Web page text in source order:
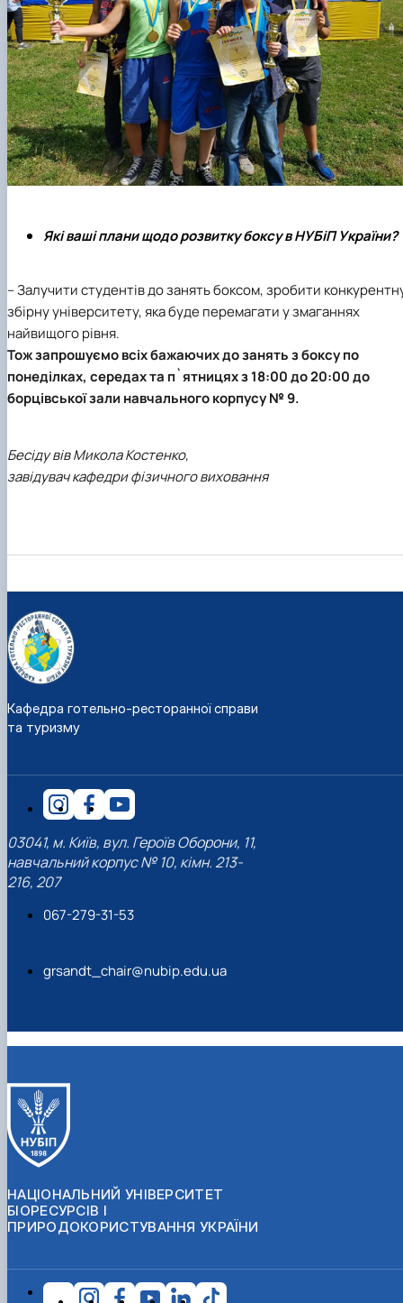
Які ваші плани щодо розвитку боксу в НУБіП України?
– Залучити студентів до занять боксом, зробити
збірну університету, яка буде перемагати у змаганнях
найвищого рівня.
Тож запрошуємо всіх бажаючих до занять з боксу по
понеділках, середах та п`ятницях з 18:00 до 20:00 до
борцівської зали навчального корпусу № 9.
Бесіду вів Микола Костенко,
завідувач кафедри фізичного виховання
Кафедра готельно-ресторанної справи
та туризму
03041, м. Київ, вул. Героїв Оборони, 11,
навчальний корпус № 10, кімн. 213-
216, 207
067-279-31-53
grsandt_chair@nubip.edu.ua
НАЦІОНАЛЬНИЙ УНІВЕРСИТЕТ
БІОРЕСУРСІВ І
ПРИРОДОКОРИСТУВАННЯ УКРАЇНИ